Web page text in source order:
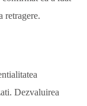
retragere.
Dezvaluirea